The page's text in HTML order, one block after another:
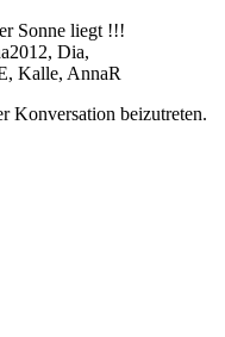
Sonne liegt !!!
, Dia,
, Kalle, AnnaR
Konversation beizutreten.